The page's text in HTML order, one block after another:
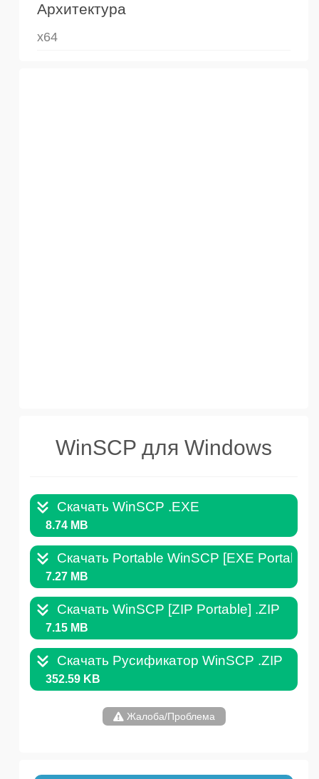
Архитектура
x64
WinSCP для Windows
Скачать WinSCP .EXE
8.74 MB
Скачать Portable WinSCP [EXE Portable]
7.27 MB
Скачать WinSCP [ZIP Portable] .ZIP
7.15 MB
Скачать Русификатор WinSCP .ZIP
352.59 KB
Жалоба/Проблема